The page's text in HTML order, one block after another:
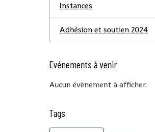
Instances
Adhésion et soutien 2024
Evénements à venir
Aucun évènement à afficher.
Tags